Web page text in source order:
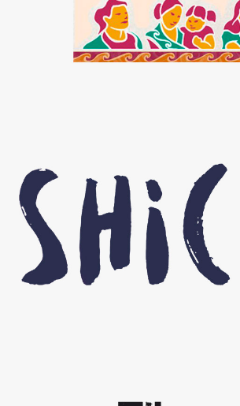
Shichi world